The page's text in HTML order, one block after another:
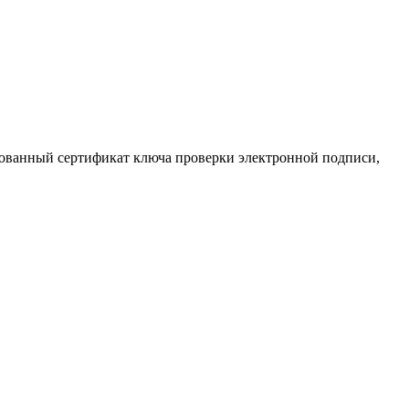
сертификат ключа проверки электронной подписи,